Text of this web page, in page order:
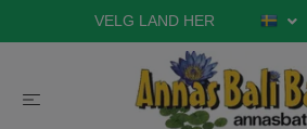
VELG LAND HER